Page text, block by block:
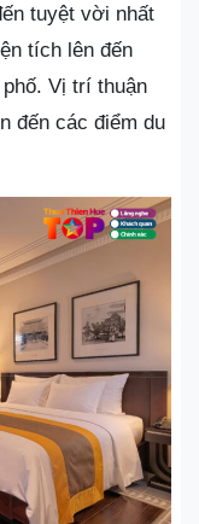
tuyệt vời nhất
tích lên đến
Vị trí thuận
đến các điểm du